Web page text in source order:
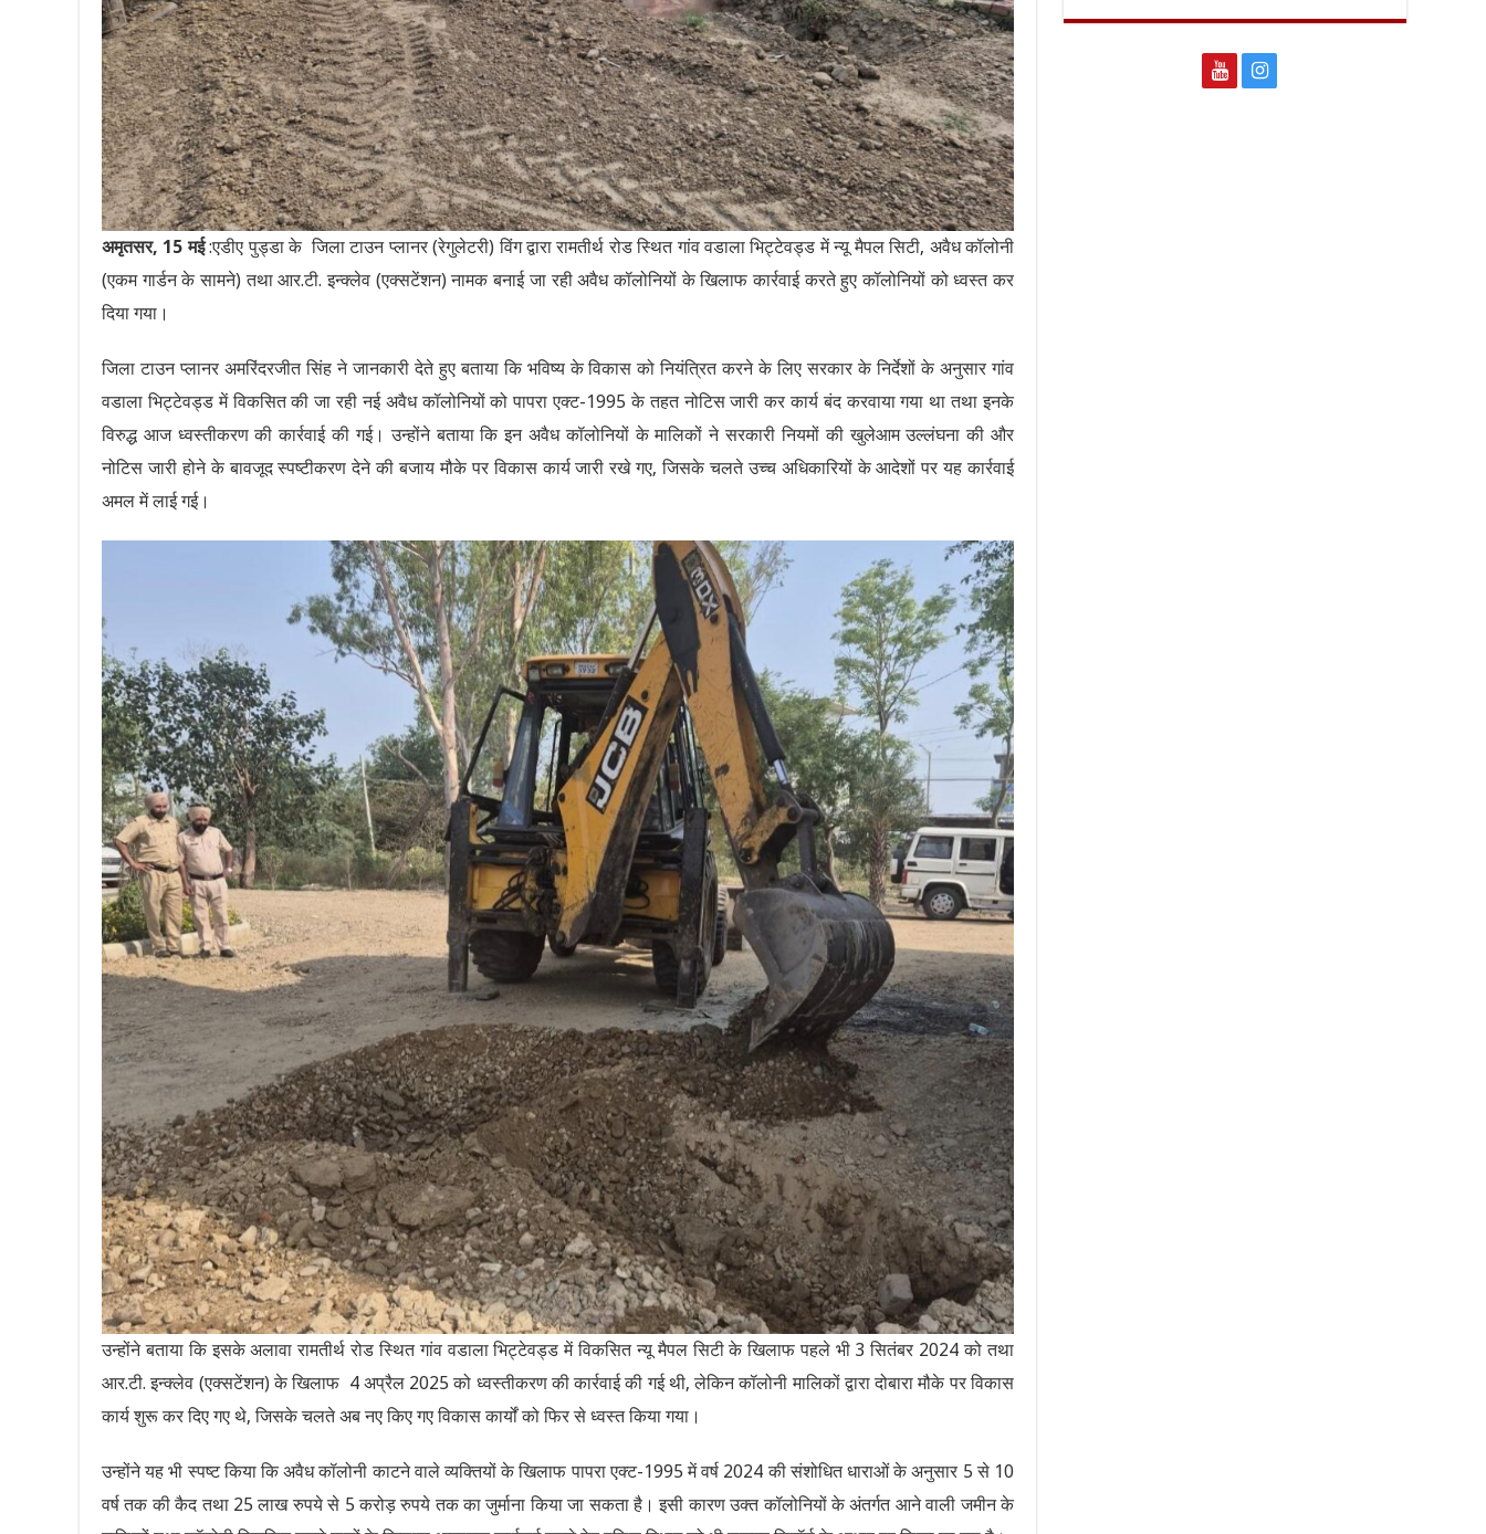
अमृतसर, 15 मई:एडीए पुड्डा के जिला टाउन प्लानर (रेगुलेटरी) विंग द्वारा रामतीर्थ रोड स्थित गांव वडाला भिट्टेवड्ड में न्यू मैपल सिटी, अवैध कॉलोनी
(एकम गार्डन के सामने) तथा आर.टी. इन्क्लेव (एक्सटेंशन) नामक बनाई जा रही अवैध कॉलोनियों के खिलाफ कार्रवाई करते हुए कॉलोनियों को ध्वस्त कर
दिया गया।
जिला टाउन प्लानर अमरिंदरजीत सिंह ने जानकारी देते हुए बताया कि भविष्य के विकास को नियंत्रित करने के लिए सरकार के निर्देशों के अनुसार गांव
वडाला भिट्टेवड्ड में विकसित की जा रही नई अवैध कॉलोनियों को पापरा एक्ट-1995 के तहत नोटिस जारी कर कार्य बंद करवाया गया था तथा इनके
विरुद्ध आज ध्वस्तीकरण की कार्रवाई की गई। उन्होंने बताया कि इन अवैध कॉलोनियों के मालिकों ने सरकारी नियमों की खुलेआम उल्लंघना की और
नोटिस जारी होने के बावजूद स्पष्टीकरण देने की बजाय मौके पर विकास कार्य जारी रखे गए, जिसके चलते उच्च अधिकारियों के आदेशों पर यह कार्रवाई
अमल में लाई गई।
उन्होंने बताया कि इसके अलावा रामतीर्थ रोड स्थित गांव वडाला भिट्टेवड्ड में विकसित न्यू मैपल सिटी के खिलाफ पहले भी 3 सितंबर 2024 को तथा
आर.टी. इन्क्लेव (एक्सटेंशन) के खिलाफ 4 अप्रैल 2025 को ध्वस्तीकरण की कार्रवाई की गई थी, लेकिन कॉलोनी मालिकों द्वारा दोबारा मौके पर विकास
कार्य शुरू कर दिए गए थे, जिसके चलते अब नए किए गए विकास कार्यों को फिर से ध्वस्त किया गया।
उन्होंने यह भी स्पष्ट किया कि अवैध कॉलोनी काटने वाले व्यक्तियों के खिलाफ पापरा एक्ट-1995 में वर्ष 2024 की संशोधित धाराओं के अनुसार 5 से 10
वर्ष तक की कैद तथा 25 लाख रुपये से 5 करोड़ रुपये तक का जुर्माना किया जा सकता है। इसी कारण उक्त कॉलोनियों के अंतर्गत आने वाली जमीन के